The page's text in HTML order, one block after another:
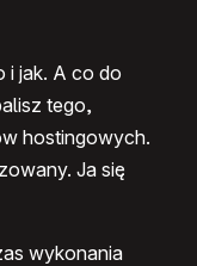
i jak. A co do
tego,
hostingowych.
Ja się
wykonania